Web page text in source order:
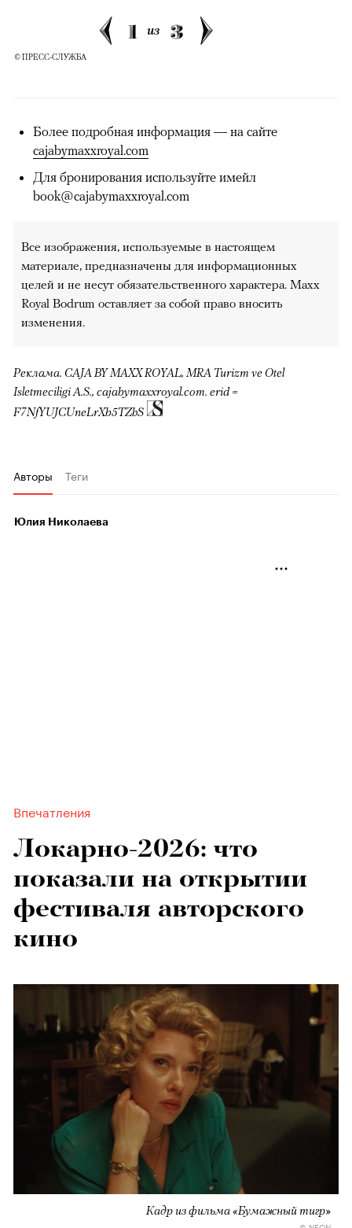
1 из 3
© ПРЕСС-СЛУЖБА
Более подробная информация — на сайте
cajabymaxxroyal.com
Для бронирования используйте имейл
book@cajabymaxxroyal.com
Все изображения, используемые в настоящем
материале, предназначены для информационных
целей и не несут обязательственного характера. Maxx
Royal Bodrum оставляет за собой право вносить
изменения.
Реклама. CAJA BY MAXX ROYAL, MRA Turizm ve Otel
Isletmeciligi A.S., cajabymaxxroyal.com. erid =
F7NfYUJCUneLrXb5TZhS
Авторы Теги
Юлия Николаева
Впечатления
Локарно-2026: что
показали на открытии
фестиваля авторского
кино
Кадр из фильма «Бумажный тигр»